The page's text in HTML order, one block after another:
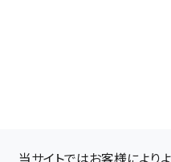
当サイトではお客様により